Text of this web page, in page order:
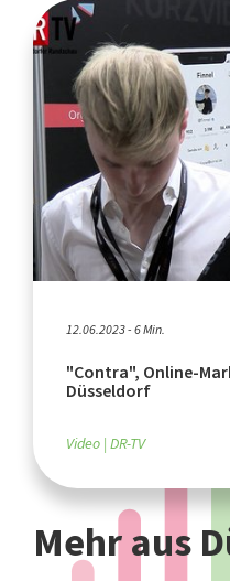
12.06.2023 - 6 Min.
"Contra", Online-
Düsseldorf
Video DR-TV
Mehr aus